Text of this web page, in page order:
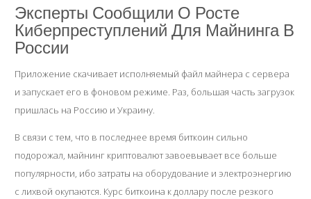
Эксперты Сообщили О Росте
Киберпреступлений Для Майнинга В
России
Приложение скачивает исполняемый файл майнера с сервера
и запускает его в фоновом режиме. Раз, большая часть загрузок
пришлась на Россию и Украину.
В связи с тем, что в последнее время биткоин сильно
подорожал, майнинг криптовалют завоевывает все больше
популярности, ибо затраты на оборудование и электроэнергию
с лихвой окупаются. Курс биткоина к доллару после резкого